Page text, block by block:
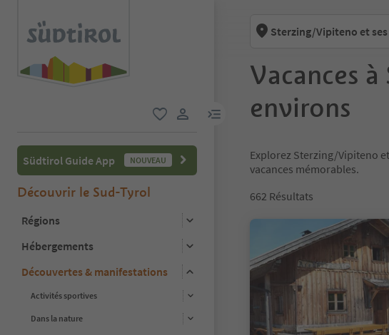
lien menu
Südtirol Guide App NOUVEAU
Découvrir le Sud-Tyrol
Régions
Hébergements
Découvertes & manifestations
Activités sportives
Dans la nature
Sterzing/Vipiteno et
Vacances
environs
Explorez Sterzing/Vipiteno
vacances mémorables.
662 Résultats